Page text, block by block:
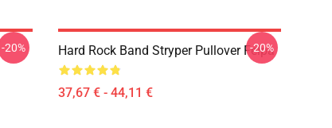
-20% Hard Rock Band Stryper Pullover Felpa
37,67 € - 44,11 €
-20%